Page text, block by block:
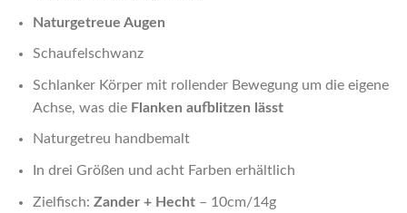
Naturgetreue Augen
Schaufelschwanz
Schlanker Körper mit rollender Bewegung um die eigene
Achse, was die Flanken aufblitzen lässt
Naturgetreu handbemalt
In drei Größen und acht Farben erhältlich
Zielfisch: Zander + Hecht– 10cm/14g